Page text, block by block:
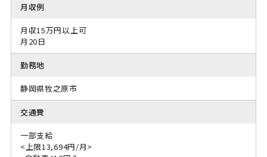
月収例
月収15万円以上可
月20日
勤務地
静岡県牧之原市
交通費
一部支給
<上限13,694円/月>